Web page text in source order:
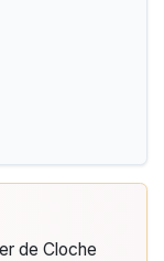
de Cloche